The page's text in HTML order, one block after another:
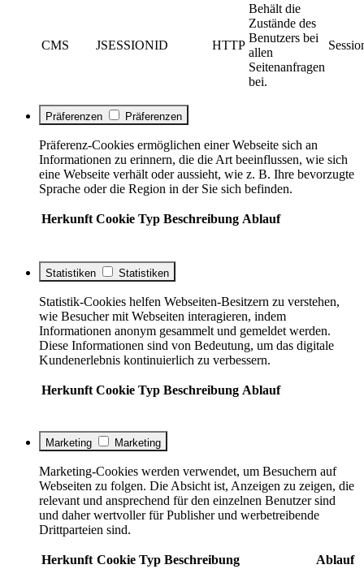
CMS JSESSIONID HTTP
Behält die
Zustände des
Benutzers bei
allen
Seitenanfragen
bei.
Präferenzen Präferenzen
Präferenz-Cookies ermöglichen einer Webseite sich an
Informationen zu erinnern, die die Art beeinflussen, wie sich
eine Webseite verhält oder aussieht, wie z. B. Ihre bevorzugte
Sprache oder die Region in der Sie sich befinden.
Herkunft Cookie Typ Beschreibung Ablauf
Statistiken Statistiken
Statistik-Cookies helfen Webseiten-Besitzern zu verstehen,
wie Besucher mit Webseiten interagieren, indem
Informationen anonym gesammelt und gemeldet werden.
Diese Informationen sind von Bedeutung, um das digitale
Kundenerlebnis kontinuierlich zu verbessern.
Herkunft Cookie Typ Beschreibung Ablauf
Marketing Marketing
Marketing-Cookies werden verwendet, um Besuchern auf
Webseiten zu folgen. Die Absicht ist, Anzeigen zu zeigen, die
relevant und ansprechend für den einzelnen Benutzer sind
und daher wertvoller für Publisher und werbetreibende
Drittparteien sind.
Herkunft Cookie Typ Beschreibung Ablauf